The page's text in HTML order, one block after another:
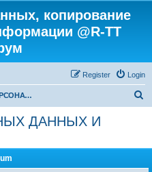
копирование
@R-TT
Login
Register
ЗАЩИТА ПЕРСОНАЛЬНЫХ ДАННЫХ И БЕЗОПАСНОСТЬ
ДАННЫХ И